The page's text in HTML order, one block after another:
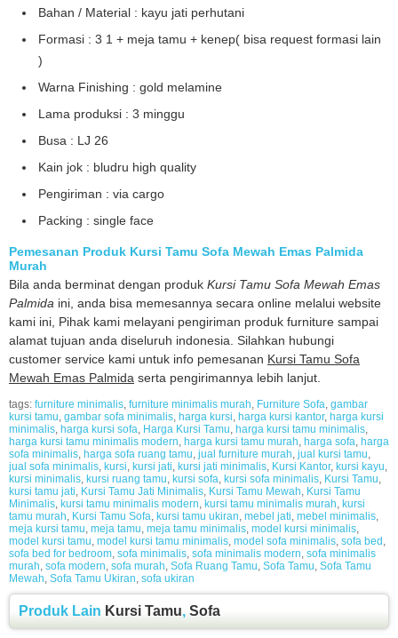
Bahan / Material : kayu jati perhutani
Formasi : 3 1 + meja tamu + kenep( bisa request formasi lain
)
Warna Finishing : gold melamine
Lama produksi : 3 minggu
Busa : LJ 26
Kain jok : bludru high quality
Pengiriman : via cargo
Packing : single face
Pemesanan Produk Kursi Tamu Sofa Mewah Emas Palmida
Murah
Bila anda berminat dengan produk Kursi Tamu Sofa Mewah Emas
Palmida ini, anda bisa memesannya secara online melalui website
kami ini, Pihak kami melayani pengiriman produk furniture sampai
alamat tujuan anda diseluruh indonesia. Silahkan hubungi
customer service kami untuk info pemesanan Kursi Tamu Sofa
Mewah Emas Palmida serta pengirimannya lebih lanjut.
tags: furniture minimalis, furniture minimalis murah, Furniture Sofa, gambar
kursi tamu, gambar sofa minimalis, harga kursi, harga kursi kantor, harga kursi
minimalis, harga kursi sofa, Harga Kursi Tamu, harga kursi tamu minimalis,
harga kursi tamu minimalis modern, harga kursi tamu murah, harga sofa, harga
sofa minimalis, harga sofa ruang tamu, jual furniture murah, jual kursi tamu,
jual sofa minimalis, kursi, kursi jati, kursi jati minimalis, Kursi Kantor, kursi kayu,
kursi minimalis, kursi ruang tamu, kursi sofa, kursi sofa minimalis, Kursi Tamu,
kursi tamu jati, Kursi Tamu Jati Minimalis, Kursi Tamu Mewah, Kursi Tamu
Minimalis, kursi tamu minimalis modern, kursi tamu minimalis murah, kursi
tamu murah, Kursi Tamu Sofa, kursi tamu ukiran, mebel jati, mebel minimalis,
meja kursi tamu, meja tamu, meja tamu minimalis, model kursi minimalis,
model kursi tamu, model kursi tamu minimalis, model sofa minimalis, sofa bed ,
sofa bed for bedroom, sofa minimalis, sofa minimalis modern, sofa minimalis
murah, sofa modern, sofa murah, Sofa Ruang Tamu, Sofa Tamu, Sofa Tamu
Mewah, Sofa Tamu Ukiran, sofa ukiran
Produk Lain Kursi Tamu, Sofa